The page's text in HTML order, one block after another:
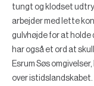
tungt og klodset
arbejder med lette
gulvhøjde for at
har også et ord at
Esrum Søs
over istidslandskabet.